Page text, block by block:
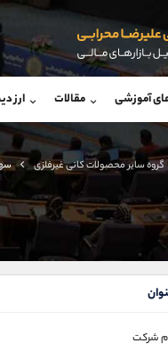
آموزشی مقالات ارز
گروه ساير محصولات كانی غيرفلزی
شرکت
شروع گفتگو
103
فروش)